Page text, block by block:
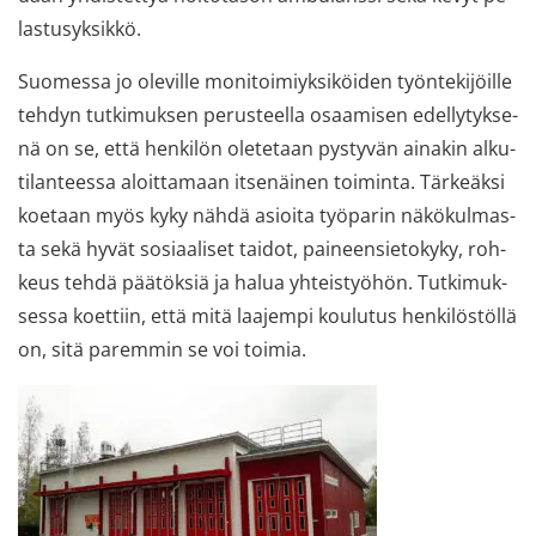
las­tusyk­sik­kö.
Suo­mes­sa jo ole­vil­le mo­ni­toi­miyk­si­köi­den työn­te­ki­jöil­le
teh­dyn tut­ki­muk­sen pe­rus­teel­la osaa­mi­sen edel­ly­tyk­se­
nä on se, että hen­ki­lön ole­te­taan pys­ty­vän ai­na­kin al­ku­
ti­lan­tees­sa aloit­ta­maan it­se­näi­nen toi­min­ta. Tär­keäk­si
koe­taan myös kyky nähdä asioi­ta työ­pa­rin nä­kö­kul­mas­
ta sekä hyvät so­si­aa­li­set tai­dot, pai­neen­sie­to­ky­ky, roh­
keus tehdä pää­tök­siä ja halua yh­teis­työ­hön. Tut­ki­muk­
ses­sa koet­tiin, että mitä laa­jem­pi kou­lu­tus hen­ki­lös­töl­lä
on, sitä pa­rem­min se voi toi­mia.